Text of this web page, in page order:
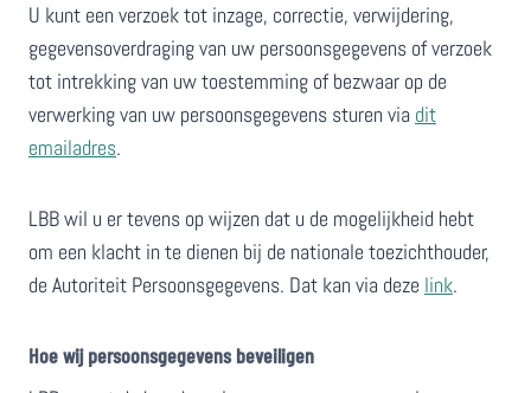
U kunt een verzoek tot inzage, correctie, verwijdering,
gegevensoverdraging van uw persoonsgegevens of verzoek
tot intrekking van uw toestemming of bezwaar op de
verwerking van uw persoonsgegevens sturen via dit
emailadres.
LBB wil u er tevens op wijzen dat u de mogelijkheid hebt
om een klacht in te dienen bij de nationale toezichthouder,
de Autoriteit Persoonsgegevens. Dat kan via deze link.
Hoe wij persoonsgegevens beveiligen